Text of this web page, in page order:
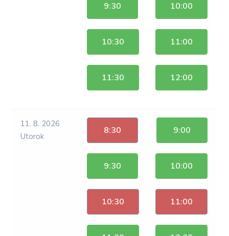
9:30 10:00
10:30 11:00
11:30 12:00
11. 8. 2026
Utorok
8:30 9:00
9:30 10:00
10:30 11:00